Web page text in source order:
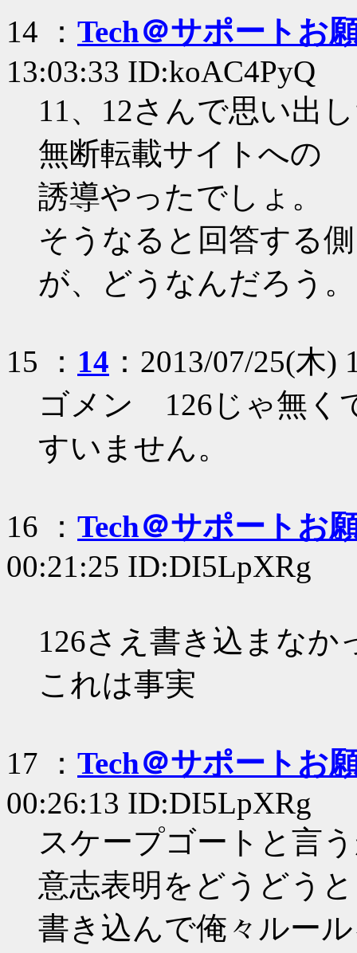
14 ： Tech＠サポートお
13:03:33 ID:koAC4PyQ
11、12さんで思い出
無断転載サイトへの
誘導やったでしょ。
そうなると回答する
が、どうなんだろう。
15 ： 14 ：2013/07/25(木)
ゴメン 126じゃ無く
すいません。
16 ： Tech＠サポートお
00:21:25 ID:DI5LpXRg
126さえ書き込まな
これは事実
17 ： Tech＠サポートお
00:26:13 ID:DI5LpXRg
スケープゴートと言
意志表明をどうどうと
書き込んで俺々ルー